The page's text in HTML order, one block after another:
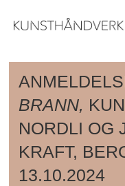
BRANN,
NORDLI OG
KRAFT,
13.10.2024